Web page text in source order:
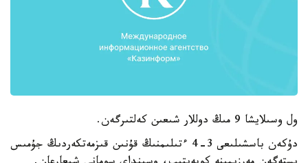
ول وسىلايشا 9 مىڭ دوللار شىعىن كەلتىرگەن.
دۇكەن باسشىلىعى 3-4 ءتىلىمنىڭ قۇنىن قىزمەتكەردىڭ جۇمىس